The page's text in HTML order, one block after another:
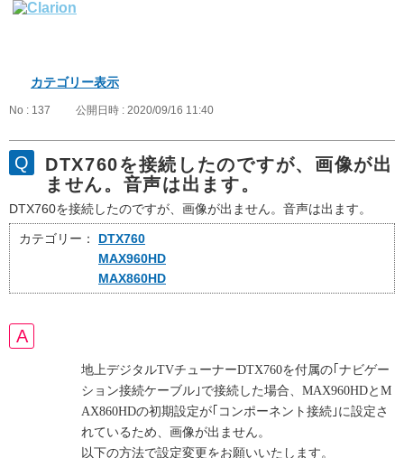
カテゴリー表示
No : 137 公開日時 : 2020/09/16 11:40
DTX760を接続したのですが、画像が出
ません。音声は出ます。
DTX760を接続したのですが、画像が出ません。音声は出ます。
カテゴリー：
DTX760
MAX960HD
MAX860HD
地上デジタルTVチューナーDTX760を付属の｢ナビゲー
ション接続ケーブル｣で接続した場合、MAX960HDとM
AX860HDの初期設定が｢コンポーネント接続｣に設定さ
れているため、画像が出ません。
以下の方法で設定変更をお願いいたします。